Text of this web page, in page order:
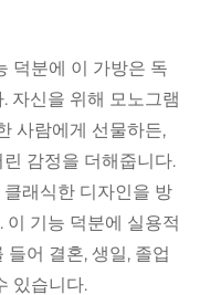
덕분에 이 가방은 독
자신을 위해 모노그램
사람에게 선물하든,
감정을 더해줍니다.
래식한 디자인을 방
기능 덕분에 실용적
어 결혼, 생일, 졸업
있습니다.